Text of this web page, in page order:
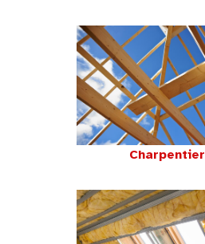
Charpentier